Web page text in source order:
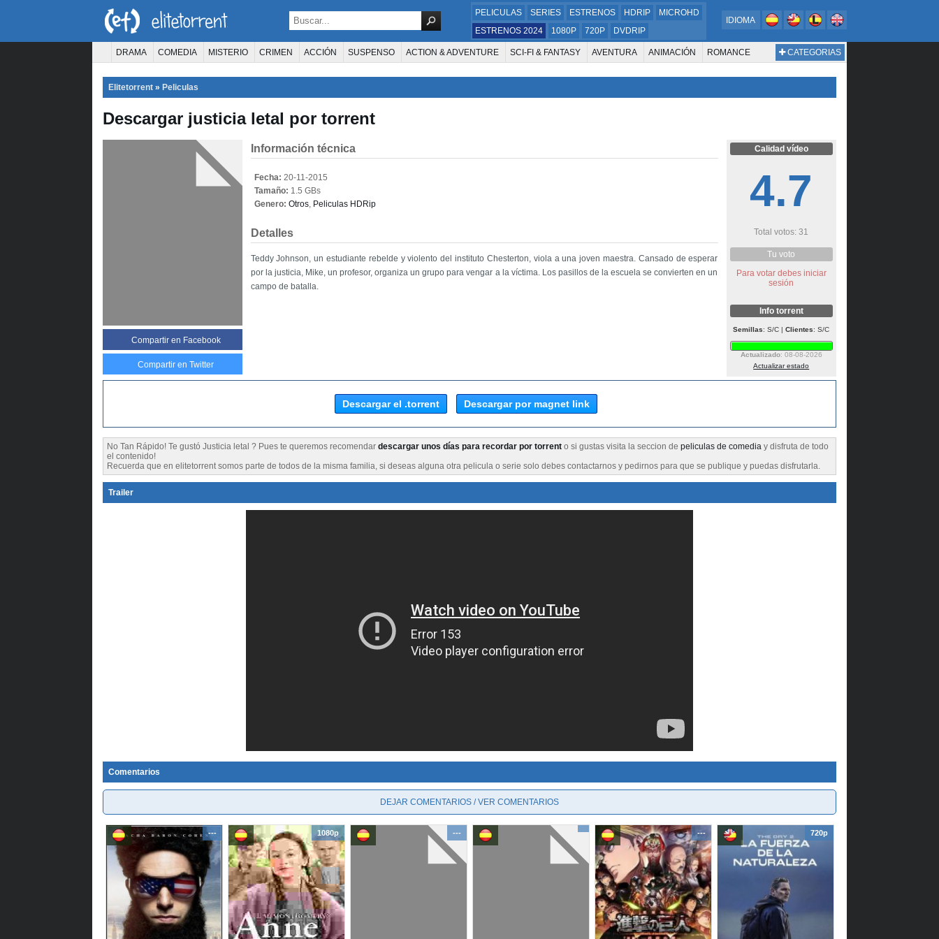
PELICULAS SERIES ESTRENOS HDRIP
MICROHD
ESTRENOS 2024
1080P 720P DVDRIP
IDIOMA
CATEGORIAS
DRAMA COMEDIA MISTERIO CRIMEN ACCIÓN SUSPENSO ACTION & ADVENTURE SCI-FI & FANTASY AVENTURA ANIMACIÓN ROMANCE
Elitetorrent » Peliculas
Descargar justicia letal por torrent
Compartir en Facebook
Compartir en Twitter
Información técnica
Fecha: 20-11-2015
Tamaño: 1.5 GBs
Genero: Otros, Peliculas HDRip
Detalles
Teddy Johnson, un estudiante rebelde y violento del instituto Chesterton, viola a una joven maestra. Cansado de esperar
por la justicia, Mike, un profesor, organiza un grupo para vengar a la víctima. Los pasillos de la escuela se convierten en un
campo de batalla.
Calidad vídeo
4.7
Total votos: 31
Tu voto
Para votar debes iniciar
sesión
Info torrent
Semillas: S/C |Clientes: S/C
Actualizado: 08-08-2026
Actualizar estado
Descargar el .torrent Descargar por magnet link
No Tan Rápido! Te gustó Justicia letal ? Pues te queremos recomendar descargar unos días para recordar por torrent o si gustas visita la seccion de peliculas de comedia y disfruta de todo
el contenido!
Recuerda que en elitetorrent somos parte de todos de la misma familia, si deseas alguna otra pelicula o serie solo debes contactarnos y pedirnos para que se publique y puedas disfrutarla.
Trailer
Comentarios
DEJAR COMENTARIOS / VER COMENTARIOS
--- 1080p --- --- 720p